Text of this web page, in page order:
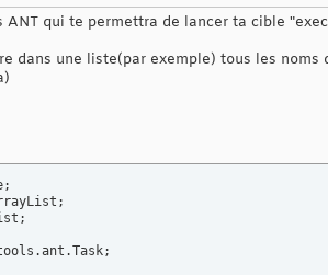
qui te permettra de lancer ta cible
dans une liste(par exemple) tous les